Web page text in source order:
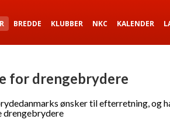
BREDDE KLUBBER NKC KALENDER
for drengebrydere
ønsker til efterretning, og
drengebrydere